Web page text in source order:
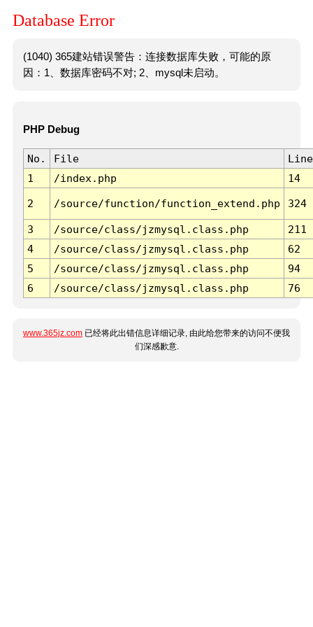
Database Error
(1040) 365建站错误警告：连接数据库失败，可能的原
因：1、数据库密码不对; 2、mysql未启动。
PHP Debug
No. File
Line
1
/index.php 14
2 /source/function/function_extend.php 324
3 /source/class/jzmysql.class.php
211
4
/source/class/jzmysql.class.php
62
5
/source/class/jzmysql.class.php
94
6
/source/class/jzmysql.class.php 76
www.365jz.com 已经将此出错信息详细记录, 由此给您带来的访问不便我
们深感歉意.